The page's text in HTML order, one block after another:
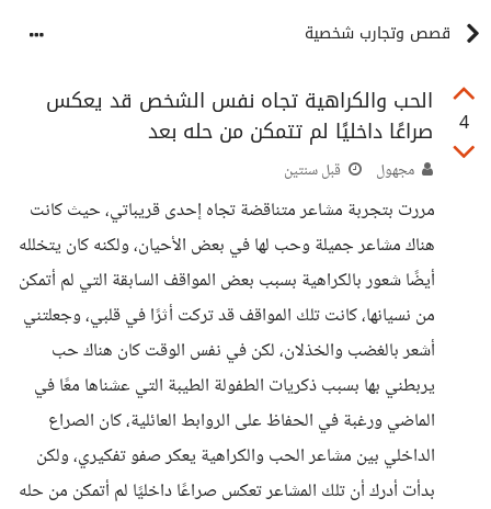
قصص وتجارب شخصية
4
الحب والكراهية تجاه نفس الشخص قد يعكس
صراعًا داخليًا لم تتمكن من حله بعد
مجهول قبل سنتين
مررت بتجربة مشاعر متناقضة تجاه إحدى قريباتي، حيث كانت
هناك مشاعر جميلة وحب لها في بعض الأحيان، ولكنه كان يتخلله
أيضًا شعور بالكراهية بسبب بعض المواقف السابقة التي لم أتمكن
من نسيانها، كانت تلك المواقف قد تركت أثرًا في قلبي، وجعلتني
أشعر بالغضب والخذلان، لكن في نفس الوقت كان هناك حب
يربطني بها بسبب ذكريات الطفولة الطيبة التي عشناها معًا في
الماضي ورغبة في الحفاظ على الروابط العائلية، كان الصراع
الداخلي بين مشاعر الحب والكراهية يعكر صفو تفكيري، ولكن
بدأت أدرك أن تلك المشاعر تعكس صراعًا داخليًا لم أتمكن من حله